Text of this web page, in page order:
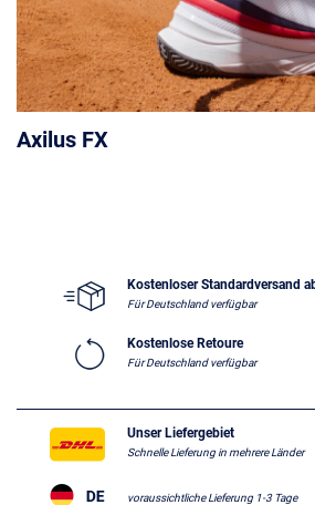
Axilus FX
Kostenloser Standardversand
Für Deutschland verfügbar
Kostenlose Retoure
Für Deutschland verfügbar
Unser Liefergebiet
Schnelle Lieferung in mehrere Länder
voraussichtliche Lieferung 1-3 Tage